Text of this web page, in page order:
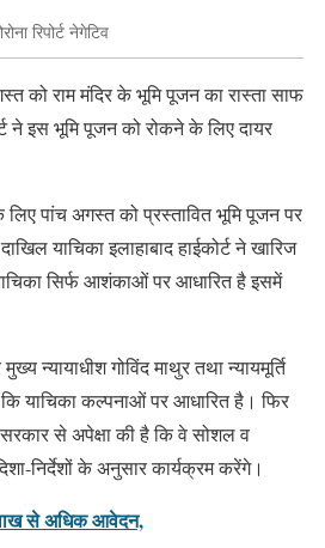
रिपोर्ट नेगेटिव
को राम मंदिर के भूमि पूजन का रास्ता साफ
ने इस भूमि पूजन को रोकने के लिए दायर
के लिए पांच अगस्त को प्रस्तावित भूमि पूजन पर
याचिका इलाहाबाद हाईकोर्ट ने खारिज
सिर्फ आशंकाओं पर आधारित है इसमें
न्यायाधीश गोविंद माथुर तथा न्यायमूर्ति
याचिका कल्पनाओं पर आधारित है। फिर
से अपेक्षा की है कि वे सोशल व
निर्देशों के अनुसार कार्यक्रम करेंगे।
से अधिक आवेदन,